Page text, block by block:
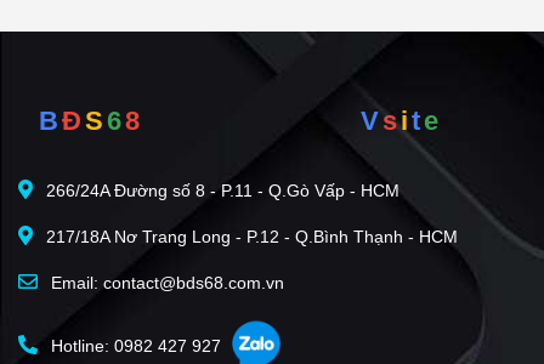
Stellar Garden
Handi Resco Lê văn Lương
Golden West
(14)
90 Nguyễn Tuân
HUD Tower
Legend Tower 109 Nguyễn Tuân
BĐS68 Vsite
266/24A Đường số 8 - P.11 - Q.Gò Vấp - HCM
217/18A Nơ Trang Long - P.12 - Q.Bình Thạnh - HCM
Email: contact@bds68.com.vn
Hotline: 0982 427 927